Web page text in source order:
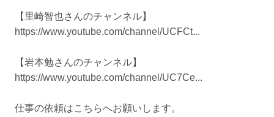
【里崎智也さんのチャンネル】
https://www.youtube.com/channel/UCFCt...
【岩本勉さんのチャンネル】
https://www.youtube.com/channel/UC7Ce...
仕事の依頼はこちらへお願いします。